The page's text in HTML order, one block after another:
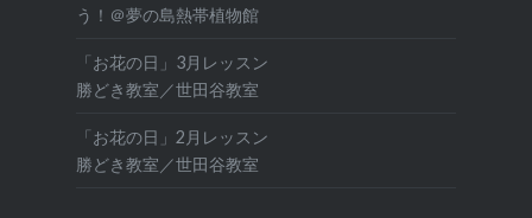
う！＠夢の島熱帯植物館
「お花の日」3月レッスン
勝どき教室／世田谷教室
「お花の日」2月レッスン
勝どき教室／世田谷教室